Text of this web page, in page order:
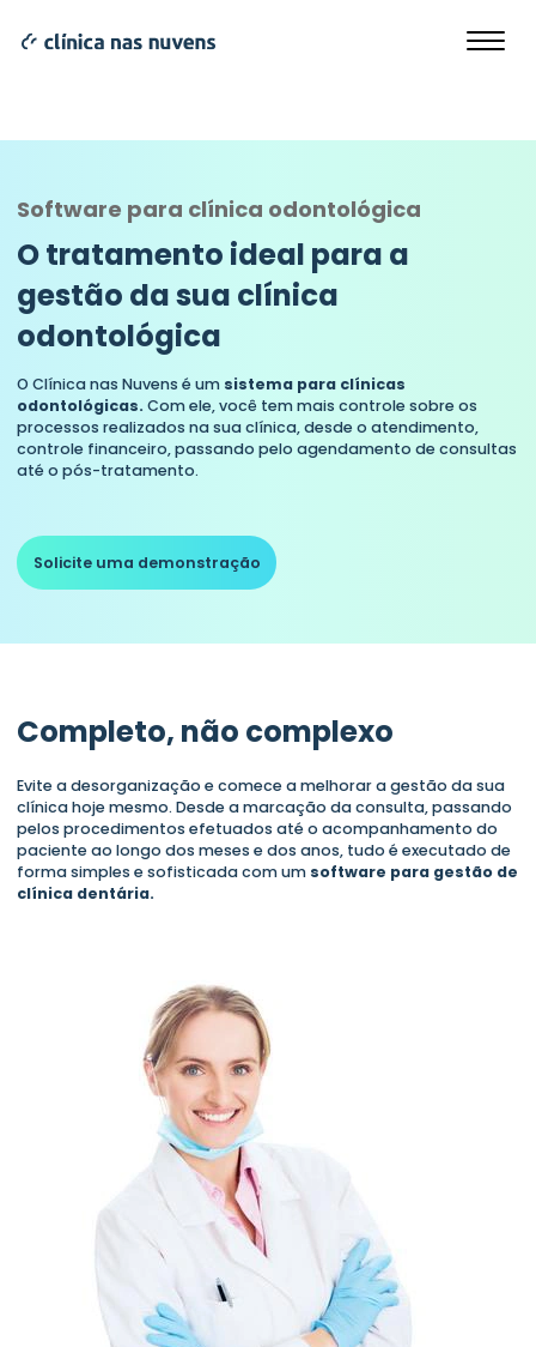
Software para clínica odontológica
O tratamento ideal para a
gestão da sua clínica
odontológica
O Clínica nas Nuvens é um sistema para clínicas
odontológicas. Com ele, você tem mais controle sobre os
processos realizados na sua clínica, desde o atendimento,
controle financeiro, passando pelo agendamento de consultas
até o pós-tratamento.
Solicite uma demonstração
Completo, não complexo
Evite a desorganização e comece a melhorar a gestão da sua
clínica hoje mesmo. Desde a marcação da consulta, passando
pelos procedimentos efetuados até o acompanhamento do
paciente ao longo dos meses e dos anos, tudo é executado de
forma simples e sofisticada com um software para gestão de
clínica dentária.